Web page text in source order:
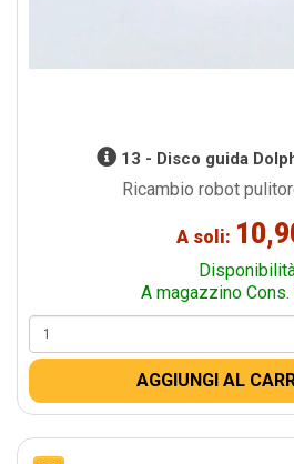
13 - Disco guida
Ricambio robot
A soli:
A magazzino
AGGIUNGI AL